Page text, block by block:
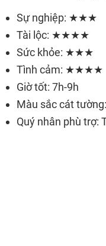
Sự nghiệp: ★★★
Tài lộc: ★★★★
Sức khỏe: ★★★
Tình cảm: ★★★★
Giờ tốt: 7h-9h
Màu sắc cát
Quý nhân phù trợ: